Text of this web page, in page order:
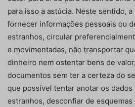
para isso a astúcia. Neste sentido, a
fornecer informações pessoais ou
estranhos, circular
e movimentadas, não transportar
dinheiro nem ostentar bens de
documentos sem ter a certeza do
que possível tentar anotar os
estranhos, desconfiar de